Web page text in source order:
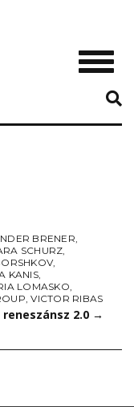
BRENER,
SCHURZ,
,
KANIS,
LOMASKO,
,VICTOR RIBAS
reneszánsz 2.0 →